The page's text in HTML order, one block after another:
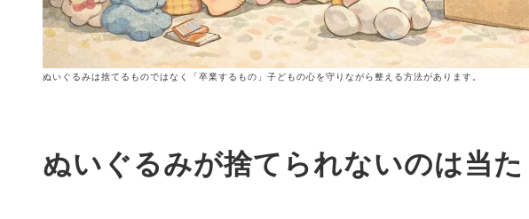
ぬいぐるみは捨てるものではなく「卒業するもの」子どもの心を守りながら整える方法があります。
ぬいぐるみが捨てられないのは当